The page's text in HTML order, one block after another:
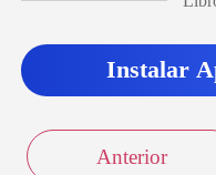
Instalar
Anterior